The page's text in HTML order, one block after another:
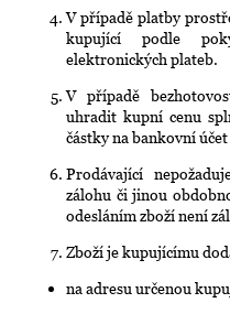
V případě platby
kupující podle
elektronických plateb.
V případě
uhradit kupní cenu
částky na bankovní
Prodávající
zálohu či jinou
odesláním zboží není
Zboží je kupujícímu
na adresu určenou